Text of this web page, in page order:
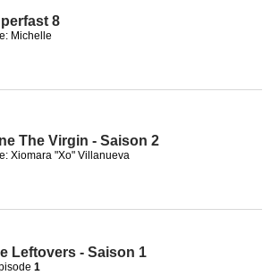
8
Michelle
The Virgin - Saison 2
Xiomara "Xo" Villanueva
Leftovers - Saison 1
1